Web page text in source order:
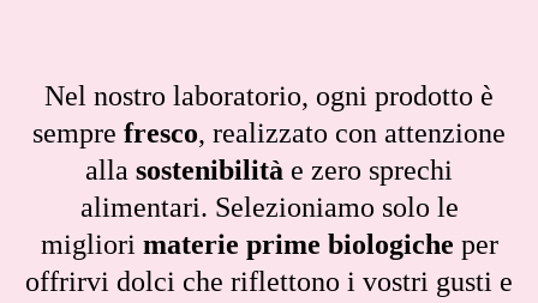
Nel nostro laboratorio, ogni prodotto è
sempre fresco, realizzato con attenzione
alla sostenibilità e zero sprechi
alimentari. Selezioniamo solo le
migliori materie prime biologiche per
offrirvi dolci che riflettono i vostri gusti e